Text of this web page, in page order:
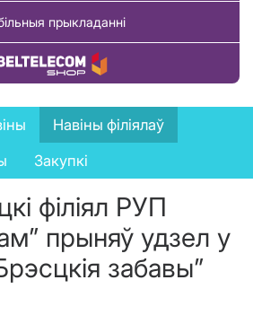
прыкладанні
Купіць тавар
Навіны філіялаў
Закупкі
філіял РУП
прыняў удзел у
забавы”